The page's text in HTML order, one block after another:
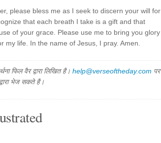
please bless me as I seek to discern your will for
that each breath I take is a gift and that
of your grace. Please use me to bring you glory
my life. In the name of Jesus, I pray. Amen.
फिल वैर द्वारा लिखित है। help@verseoftheday.com पर
भेज सकते है।